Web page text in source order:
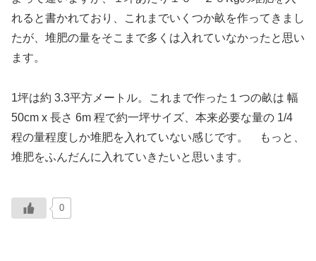
れると書かれており、これまでいくつか畝を作ってきまし
たが、堆肥の量をそこまで多くは入れていなかったと思い
ます。
1坪は約 3.3平方メートル。これまで作った１つの畝は 幅
50cm x 長さ 6m 程で約一坪サイズ、本来必要な量の 1/4
程の量程度しか堆肥を入れていない感じです。 もっと、
堆肥をふんだんに入れていきたいと思います。
0